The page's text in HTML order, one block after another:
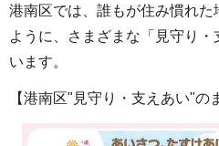
港南区では、誰もが住み慣れ
ように、さまざまな「見守り
います。
【港南区"見守り・支えあい"の